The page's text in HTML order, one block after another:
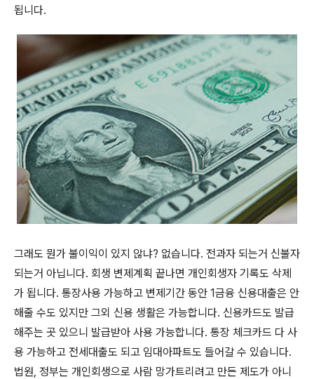
됩니다.
그래도 뭔가 불이익이 있지 않냐? 없습니다. 전과자 되는거 신불자
되는거 아닙니다. 회생 변제계획 끝나면 개인회생자 기록도 삭제
가 됩니다. 통장사용 가능하고 변제기간 동안 1금융 신용대출은 안
해줄 수도 있지만 그외 신용 생활은 가능합니다. 신용카드도 발급
해주는 곳 있으니 발급받아 사용 가능합니다. 통장 체크카드 다 사
용 가능하고 전세대출도 되고 임대아파트도 들어갈 수 있습니다.
법원, 정부는 개인회생으로 사람 망가트리려고 만든 제도가 아니